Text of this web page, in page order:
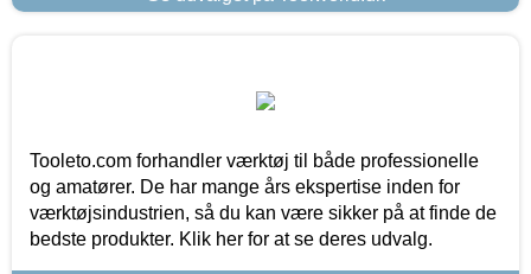
Tooleto.com forhandler værktøj til både professionelle
og amatører. De har mange års ekspertise inden for
værktøjsindustrien, så du kan være sikker på at finde de
bedste produkter. Klik her for at se deres udvalg.